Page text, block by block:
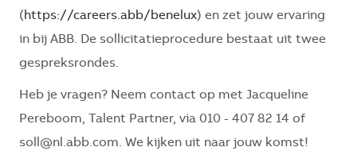
(https://careers.abb/benelux) en zet jouw ervaring
in bij ABB. De sollicitatieprocedure bestaat uit twee
gespreksrondes.
Heb je vragen? Neem contact op met Jacqueline
Pereboom, Talent Partner, via 010 - 407 82 14 of
soll@nl.abb.com. We kijken uit naar jouw komst!